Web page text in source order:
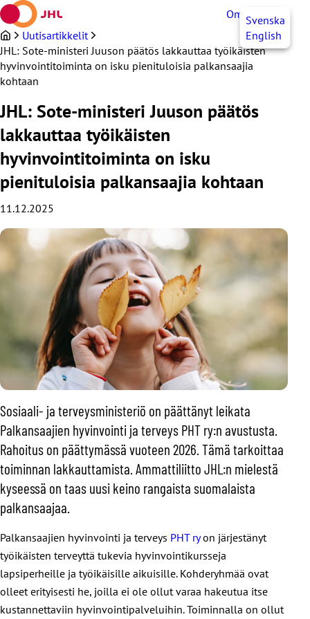
Siirry
sisältöön
OmaJHLSvenska
English
Uutisartikkelit
JHL: Sote-ministeri Juuson päätös lakkauttaa työikäisten
hyvinvointitoiminta on isku pienituloisia palkansaajia
kohtaan
JHL: Sote-ministeri Juuson päätös
lakkauttaa työikäisten
hyvinvointitoiminta on isku
pienituloisia palkansaajia kohtaan
11.12.2025
Sosiaali- ja terveysministeriö on päättänyt leikata
Palkansaajien hyvinvointi ja terveys PHT ry:n avustusta.
Rahoitus on päättymässä vuoteen 2026. Tämä tarkoittaa
toiminnan lakkauttamista. Ammattiliitto JHL:n mielestä
kyseessä on taas uusi keino rangaista suomalaista
palkansaajaa.
Palkansaajien hyvinvointi ja terveys PHT ryon järjestänyt
työikäisten terveyttä tukevia hyvinvointikursseja
lapsiperheille ja työikäisille aikuisille. Kohderyhmää ovat
olleet erityisesti he, joilla ei ole ollut varaa hakeutua itse
kustannettaviin hyvinvointipalveluihin. Toiminnalla on ollut